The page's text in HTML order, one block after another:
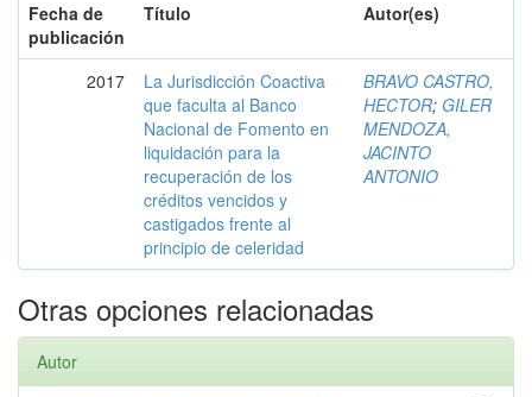
Fecha de
publicación
Título Autor(es)
2017
La Jurisdicción Coactiva
que faculta al Banco
Nacional de Fomento en
liquidación para la
recuperación de los
créditos vencidos y
castigados frente al
principio de celeridad
BRAVO CASTRO,
HECTOR; GILER
MENDOZA,
JACINTO
ANTONIO
Otras opciones relacionadas
Autor